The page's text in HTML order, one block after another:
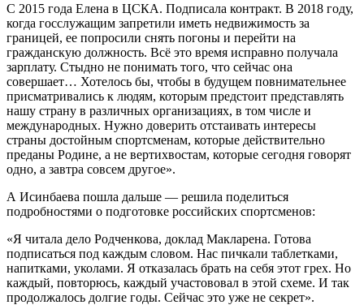
С 2015 года Елена в ЦСКА. Подписала контракт. В 2018 году,
когда госслужащим запретили иметь недвижимость за
границей, ее попросили снять погоны и перейти на
гражданскую должность. Всё это время исправно получала
зарплату. Стыдно не понимать того, что сейчас она
совершает… Хотелось бы, чтобы в будущем повнимательнее
присматривались к людям, которым предстоит представлять
нашу страну в различных организациях, в том числе и
международных. Нужно доверить отстаивать интересы
страны достойным спортсменам, которые действительно
преданы Родине, а не вертихвостам, которые сегодня говорят
одно, а завтра совсем другое».
А Исинбаева пошла дальше — решила поделиться
подробностями о подготовке российских спортсменов:
«Я читала дело Родченкова, доклад Макларена. Готова
подписаться под каждым словом. Нас пичкали таблетками,
напитками, уколами. Я отказалась брать на себя этот грех. Но
каждый, повторюсь, каждый участововал в этой схеме. И так
продолжалось долгие годы. Сейчас это уже не секрет».